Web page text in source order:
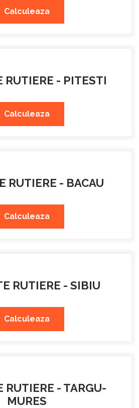
Calculeaza
RUTIERE - PITESTI
Calculeaza
RUTIERE - BACAU
Calculeaza
RUTIERE - SIBIU
Calculeaza
RUTIERE - TARGU-
MURES